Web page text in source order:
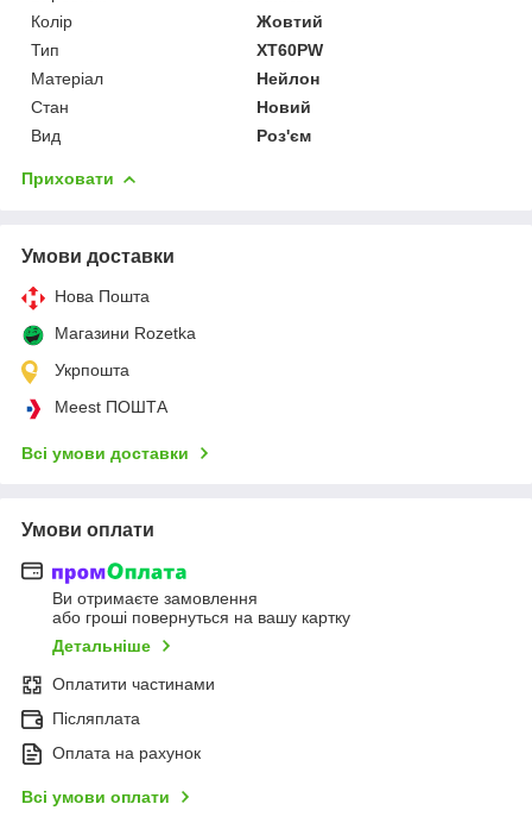
Колір
Жовтий
Тип
XT60PW
Матеріал
Нейлон
Стан
Новий
Вид
Роз'єм
Приховати
Умови доставки
Нова Пошта
Магазини Rozetka
Укрпошта
Meest ПОШТА
Всі умови доставки
Умови оплати
Ви отримаєте замовлення
або гроші повернуться на вашу картку
Детальніше
Оплатити частинами
Післяплата
Оплата на рахунок
Всі умови оплати